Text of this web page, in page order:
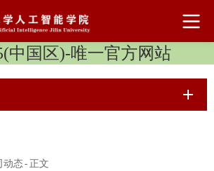
中国区)-唯一官方网站
动态- 正文